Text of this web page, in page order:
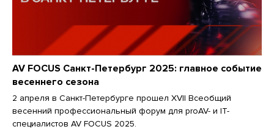
AV FOCUS Санкт-Петербург 2025: главное событие
весеннего сезона
2 апреля в Санкт-Петербурге прошел XVII Всеобщий
весенний профессиональный форум для proAV- и IT-
специалистов AV FOCUS 2025.